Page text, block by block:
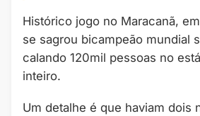
Histórico jogo no Maracanã,
se sagrou bicampeão mundial
calando 120mil pessoas no
inteiro.
Um detalhe é que haviam dois